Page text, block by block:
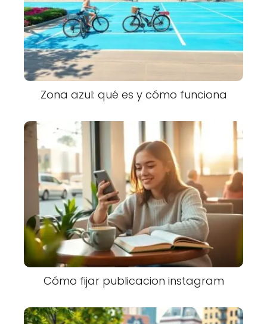
Zona azul: qué es y cómo funciona
Cómo fijar publicacion instagram